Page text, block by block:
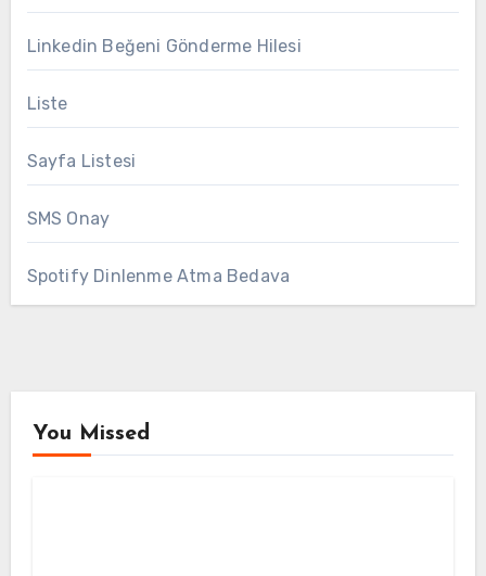
Linkedin Beğeni Gönderme Hilesi
Liste
Sayfa Listesi
SMS Onay
Spotify Dinlenme Atma Bedava
You Missed